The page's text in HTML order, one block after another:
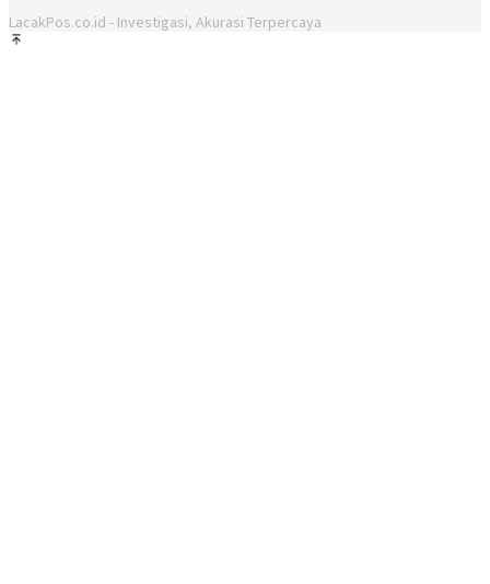
LacakPos.co.id - Investigasi, Akurasi Terpercaya